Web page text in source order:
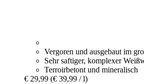
Vergoren und ausgebaut im
Sehr saftiger, komplexer
Terroirbetont und mineralisch
€ 29,99 (€ 39,99 / l)